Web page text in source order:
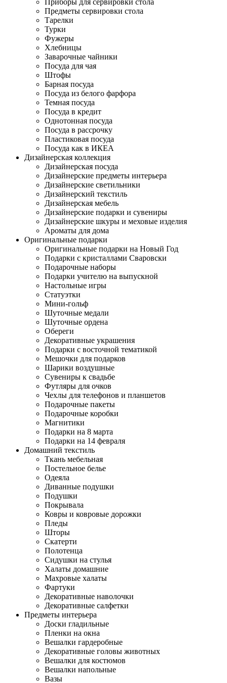
Приборы для сервировки стола
Предметы сервировки стола
Тарелки
Турки
Фужеры
Хлебницы
Заварочные чайники
Посуда для чая
Штофы
Барная посуда
Посуда из белого фарфора
Темная посуда
Посуда в кредит
Однотонная посуда
Посуда в рассрочку
Пластиковая посуда
Посуда как в ИКЕА
Дизайнерская коллекция
Дизайнерская посуда
Дизайнерские предметы интерьера
Дизайнерские светильники
Дизайнерский текстиль
Дизайнерская мебель
Дизайнерские подарки и сувениры
Дизайнерские шкуры и меховые изделия
Ароматы для дома
Оригинальные подарки
Оригинальные подарки на Новый Год
Подарки с кристаллами Сваровски
Подарочные наборы
Подарки учителю на выпускной
Настольные игры
Статуэтки
Мини-гольф
Шуточные медали
Шуточные ордена
Обереги
Декоративные украшения
Подарки с восточной тематикой
Мешочки для подарков
Шарики воздушные
Сувениры к свадьбе
Футляры для очков
Чехлы для телефонов и планшетов
Подарочные пакеты
Подарочные коробки
Магнитики
Подарки на 8 марта
Подарки на 14 февраля
Домашний текстиль
Ткань мебельная
Постельное белье
Одеяла
Диванные подушки
Подушки
Покрывала
Ковры и ковровые дорожки
Пледы
Шторы
Скатерти
Полотенца
Сидушки на стулья
Халаты домашние
Махровые халаты
Фартуки
Декоративные наволочки
Декоративные салфетки
Предметы интерьера
Доски гладильные
Пленки на окна
Вешалки гардеробные
Декоративные головы животных
Вешалки для костюмов
Вешалки напольные
Вазы